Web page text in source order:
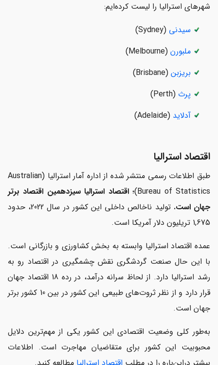
شهرهای استرالیا را لیست کرده‌ایم:
سیدنی (Sydney)
ملبورن (Melbourne)
بریزبن (Brisbane)
پرث (Perth)
آدلاید (Adelaide)
اقتصاد استرالیا
طبق اطلاعات رسمی منتشر شده از اداره آمار استرالیا (Australian
Bureau of Statistics)؛
اقتصاد استرالیا سیزدهمین اقتصاد برتر
جهان است.
تولید ناخالص داخلی این کشور در سال 2022، حدود
1,675 تریلیون دلار آمریکا است.
عمده اقتصاد استرالیا وابسته به بخش کشاورزی و بازرگانی است.
با این حال صنعت گردشگری نقش چشمگیری در اقتصاد رو به
رشد استرالیا دارد. از لحاظ سرانه درآمد، در رده 18 اقتصاد جهان
قرار دارد و از نظر ثروت‌های طبیعی این کشور در بین 10 کشور برتر
جهان است.
به‌طور کلی وضعیت اقتصادی این کشور یکی از مهم‌ترین دلایل
محبوبیت این کشور برای متقاضیان مهاجرت است. اطلاعات